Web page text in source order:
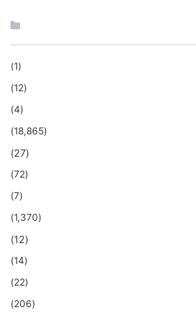
(1)
(12)
(4)
(18,865)
(27)
(72)
(7)
(1,370)
(12)
(14)
(22)
(206)